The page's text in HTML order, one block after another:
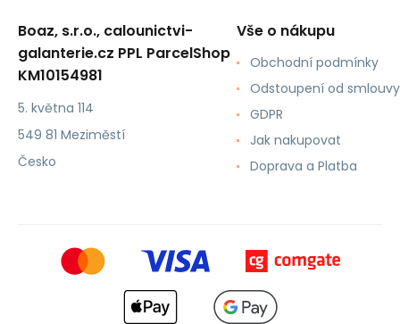
Boaz, s.r.o., calounictvi-
galanterie.cz PPL ParcelShop
KM10154981
5. května 114
549 81 Meziměstí
Česko
Vše o nákupu
Obchodní podmínky
Odstoupení od smlouvy
GDPR
Jak nakupovat
Doprava a Platba